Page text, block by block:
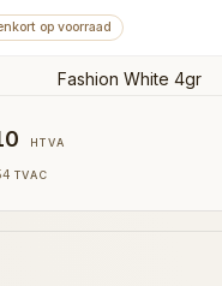
op voorraad
Fashion White 4gr
HTVA
TVAC